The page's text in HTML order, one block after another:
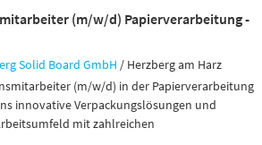
(m/w/d) Papierverarbeitung -
Solid Board GmbH / Herzberg am Harz
(m/w/d) in der Papierverarbeitung
innovative Verpackungslösungen und
mit zahlreichen